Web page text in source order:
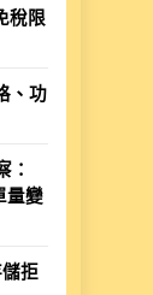
稅限
、功
：
量變
拒